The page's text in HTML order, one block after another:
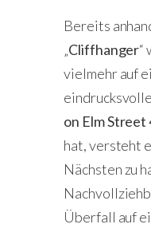
Bereits
„Cliffhanger“
vielmehr auf
on Elm
hat, versteht
Nächsten zu
Überfall auf